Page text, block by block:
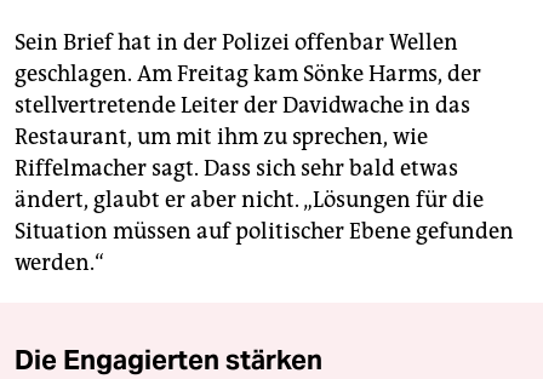
Sein Brief hat in der Polizei offenbar Wellen
geschlagen. Am Freitag kam Sönke Harms, der
stellvertretende Leiter der Davidwache in das
Restaurant, um mit ihm zu sprechen, wie
Riffelmacher sagt. Dass sich sehr bald etwas
ändert, glaubt er aber nicht. „Lösungen für die
Situation müssen auf politischer Ebene gefunden
werden.“
Die Engagierten stärken